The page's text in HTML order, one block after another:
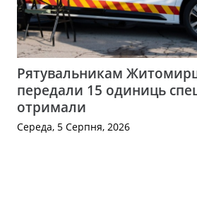
Рятувальникам
передали 15 одиниць
отримали
Середа, 5 Серпня, 2026